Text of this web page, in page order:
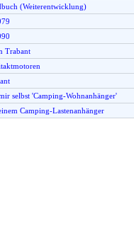
(Weiterentwicklung)
Trabant
selbst 'Camping-Wohnanhänger'
Camping-Lastenanhänger